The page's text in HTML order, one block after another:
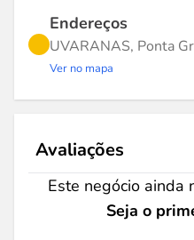
Endereços
UVARANAS, Ponta
Ver no mapa
Avaliações
Este negócio ainda
Seja o